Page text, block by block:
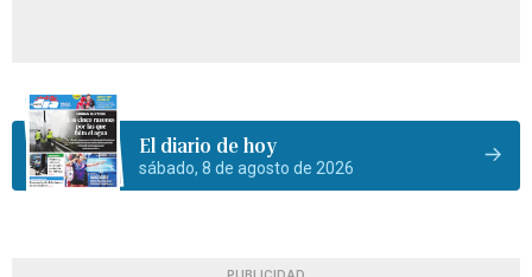
El diario de hoy
sábado, 8 de agosto de 2026